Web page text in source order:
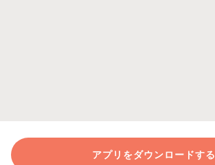
アプリをダウンロードする